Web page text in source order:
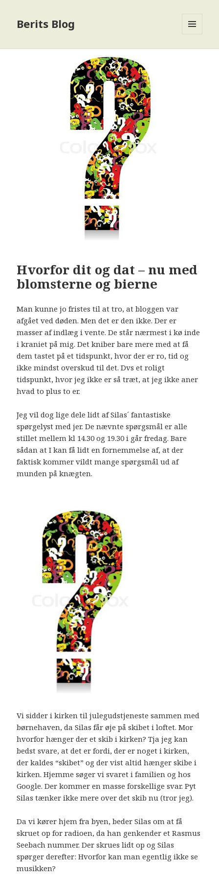
Berits Blog
Hvorfor dit og dat – nu med
blomsterne og bierne
Man kunne jo fristes til at tro, at bloggen var
afgået ved døden. Men det er den ikke. Der er
masser af indlæg i vente. De står nærmest i kø inde
i kraniet på mig. Det kniber bare mere med at få
dem tastet på et tidspunkt, hvor der er ro, tid og
ikke mindst overskud til det. Dvs et roligt
tidspunkt, hvor jeg ikke er så træt, at jeg ikke aner
hvad to plus to er.
Jeg vil dog lige dele lidt af Silas´ fantastiske
spørgelyst med jer. De nævnte spørgsmål er alle
stillet mellem kl 14.30 og 19.30 i går fredag. Bare
sådan at I kan få lidt en fornemmelse af, at der
faktisk kommer vildt mange spørgsmål ud af
munden på knægten.
Vi sidder i kirken til julegudstjeneste sammen med
børnehaven, da Silas får øje på skibet i loftet. Mor
hvorfor hænger der et skib i kirken? Tja jeg kan
bedst svare, at det er fordi, der er noget i kirken,
der kaldes “skibet” og der vist altid hænger skibe i
kirken. Hjemme søger vi svaret i familien og hos
Google. Der kommer en masse forskellige svar. Pyt
Silas tænker ikke mere over det skib nu (tror jeg).
Da vi kører hjem fra byen, beder Silas om at få
skruet op for radioen, da han genkender et Rasmus
Seebach nummer. Der skrues lidt op og Silas
spørger derefter: Hvorfor kan man egentlig ikke se
musikken?